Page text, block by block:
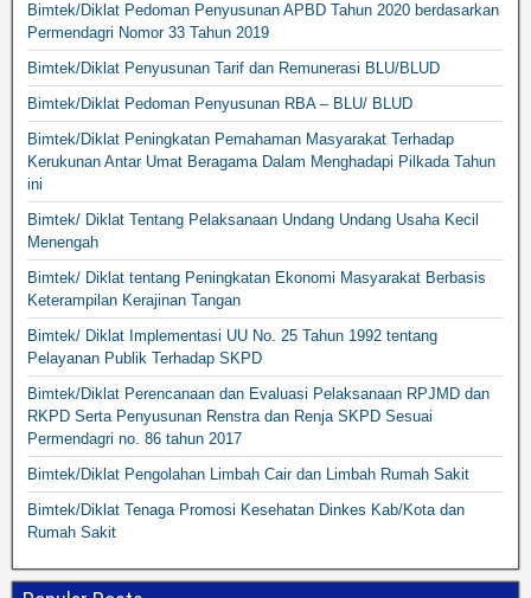
Bimtek/Diklat Pedoman Penyusunan APBD Tahun 2020 berdasarkan
Permendagri Nomor 33 Tahun 2019
Bimtek/Diklat Penyusunan Tarif dan Remunerasi BLU/BLUD
Bimtek/Diklat Pedoman Penyusunan RBA – BLU/ BLUD
Bimtek/Diklat Peningkatan Pemahaman Masyarakat Terhadap
Kerukunan Antar Umat Beragama Dalam Menghadapi Pilkada Tahun
ini
Bimtek/ Diklat Tentang Pelaksanaan Undang Undang Usaha Kecil
Menengah
Bimtek/ Diklat tentang Peningkatan Ekonomi Masyarakat Berbasis
Keterampilan Kerajinan Tangan
Bimtek/ Diklat Implementasi UU No. 25 Tahun 1992 tentang
Pelayanan Publik Terhadap SKPD
Bimtek/Diklat Perencanaan dan Evaluasi Pelaksanaan RPJMD dan
RKPD Serta Penyusunan Renstra dan Renja SKPD Sesuai
Permendagri no. 86 tahun 2017
Bimtek/Diklat Pengolahan Limbah Cair dan Limbah Rumah Sakit
Bimtek/Diklat Tenaga Promosi Kesehatan Dinkes Kab/Kota dan
Rumah Sakit